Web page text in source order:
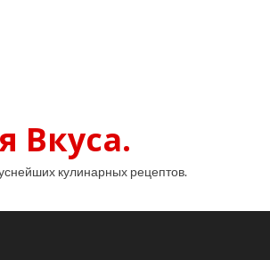
Вкуса.
кулинарных рецептов.